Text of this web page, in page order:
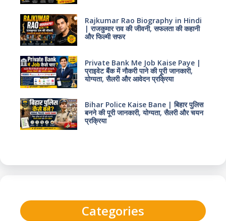
Rajkumar Rao Biography in Hindi
| राजकुमार राव की जीवनी, सफलता की कहानी
और फिल्मी सफर
Private Bank Me Job Kaise Paye |
प्राइवेट बैंक में नौकरी पाने की पूरी जानकारी,
योग्यता, सैलरी और आवेदन प्रक्रिया
Bihar Police Kaise Bane | बिहार पुलिस
बनने की पूरी जानकारी, योग्यता, सैलरी और चयन
प्रक्रिया
Categories